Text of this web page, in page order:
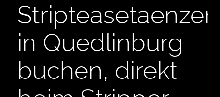
Stripteasetaenzer
in Quedlinburg
buchen, direkt